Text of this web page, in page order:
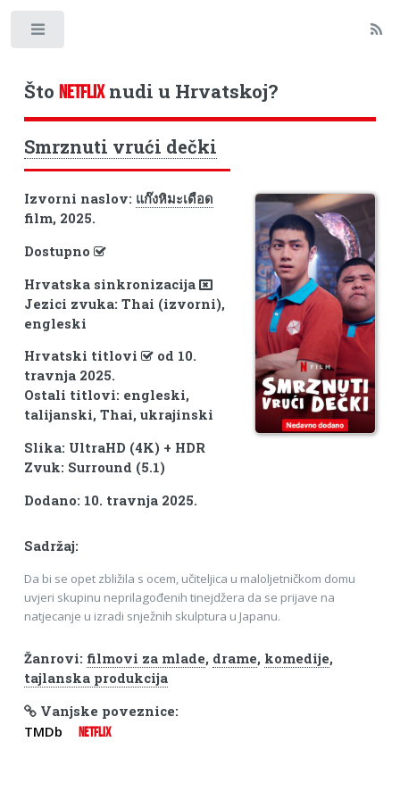
Što NETFLIXnudi u Hrvatskoj?
Smrznuti vrući dečki
Izvorni naslov: แก๊งหิมะเดือด
film, 2025.
Dostupno
Hrvatska sinkronizacija
Jezici zvuka: Thai (izvorni),
engleski
Hrvatski titlovi
od 10.
travnja 2025.
Ostali titlovi: engleski,
talijanski, Thai, ukrajinski
Slika: UltraHD (4K) + HDR
Zvuk: Surround (5.1)
Dodano: 10. travnja 2025.
Sadržaj:
Da bi se opet zbližila s ocem, učiteljica u maloljetničkom domu
uvjeri skupinu neprilagođenih tinejdžera da se prijave na
natjecanje u izradi snježnih skulptura u Japanu.
Žanrovi: filmovi za mlade, drame, komedije,
tajlanska produkcija
Vanjske poveznice:
TMDb NETFLIX